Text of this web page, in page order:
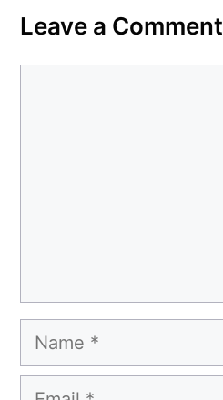
Leave a Comment
Name
Email